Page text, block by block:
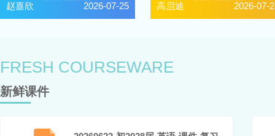
赵嘉欣 2026-07-25 高启迪 2026-07-
FRESH COURSEWARE
新鲜课件